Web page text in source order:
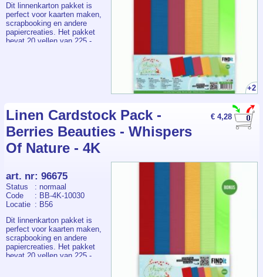
+2
Dit linnenkarton pakket is
perfect voor kaarten maken,
scrapbooking en andere
papiercreaties. Het pakket
bevat 20 vellen van 225 -
linnenstructuur geeft elke
creatie een luxe en
professionele uitstraling.
€ 4,28
Linen Cardstock Pack -
Berries Beauties - Whispers
Of Nature - 4K
art. nr: 96675
Status
: normaal
Code
: BB-4K-10030
Locatie : B56
Dit linnenkarton pakket is
perfect voor kaarten maken,
scrapbooking en andere
papiercreaties. Het pakket
bevat 20 vellen van 225 -